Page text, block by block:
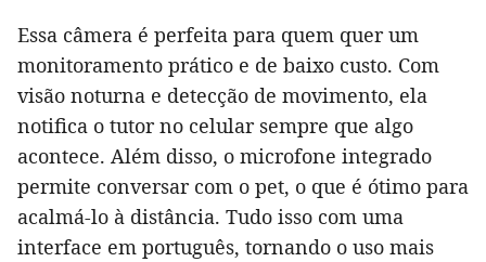
Essa câmera é perfeita para quem quer um
monitoramento prático e de baixo custo. Com
visão noturna e detecção de movimento, ela
notifica o tutor no celular sempre que algo
acontece. Além disso, o microfone integrado
permite conversar com o pet, o que é ótimo para
acalmá-lo à distância. Tudo isso com uma
interface em português, tornando o uso mais